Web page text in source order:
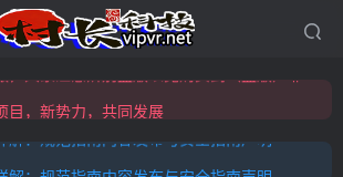
目，新势力，共同发展
目，新势力，共同发展
解：规范指南内容发布与安全指南声明
解：规范指南内容发布与安全指南声明